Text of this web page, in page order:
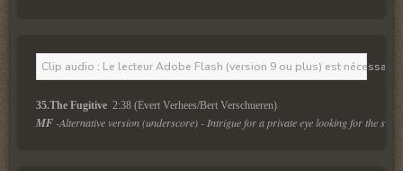
Clip audio : Le lecteur Adobe Flash (version 9 ou plus) est
35.The Fugitive 2:38 (Evert Verhees/Bert Verschueren)
MF -Alternative version (underscore) - Intrigue for a private eye looking for the